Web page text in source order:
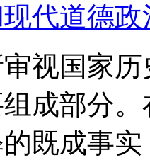
代道德政
视国家
成部分
既成事